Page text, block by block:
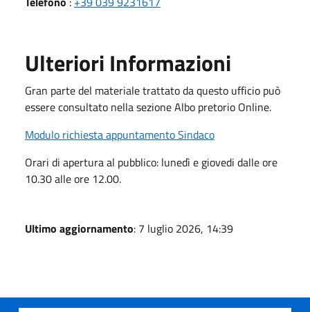
Ulteriori Informazioni
Gran parte del materiale trattato da questo ufficio può
essere consultato nella sezione Albo pretorio Online.
Modulo richiesta appuntamento Sindaco
Orari di apertura al pubblico: lunedì e giovedi dalle ore
10.30 alle ore 12.00.
Ultimo aggiornamento: 7 luglio 2026, 14:39